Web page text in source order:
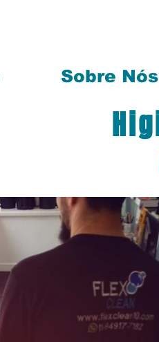
Sobre Nós